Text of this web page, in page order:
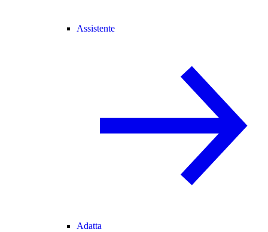
Assistente
Adatta